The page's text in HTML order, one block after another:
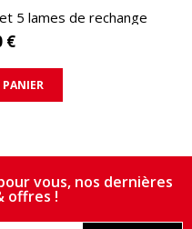
5 lames de rechange
€
PANIER
vous, nos dernières
offres !